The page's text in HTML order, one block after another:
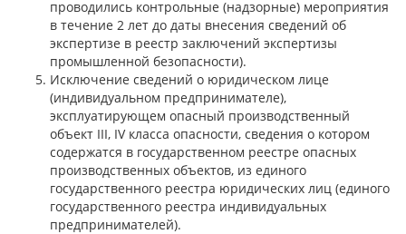
проводились контрольные (надзорные) мероприятия
в течение 2 лет до даты внесения сведений об
экспертизе в реестр заключений экспертизы
промышленной безопасности).
Исключение сведений о юридическом лице
(индивидуальном предпринимателе),
эксплуатирующем опасный производственный
объект III, IV класса опасности, сведения о котором
содержатся в государственном реестре опасных
производственных объектов, из единого
государственного реестра юридических лиц (единого
государственного реестра индивидуальных
предпринимателей).